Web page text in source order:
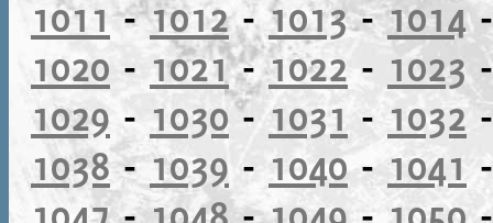
1011-1012-1013-1014
1020 - 1021-1022 - 1023
1029 - 1030- 1031 -1032
1038-1039 - 1040-1041